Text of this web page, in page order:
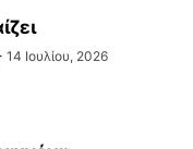
14 Ιουλίου, 2026